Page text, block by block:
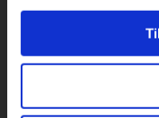
CVR 76351910
Kontakt